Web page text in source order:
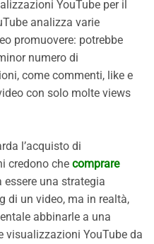
YouTube per il
analizza varie
promuovere: potrebbe
numero di
come commenti, like e
con solo molte views
l’acquisto di
credono che comprare
essere una strategia
di un video, ma in realtà,
abbinarle a una
visualizzazioni YouTube da